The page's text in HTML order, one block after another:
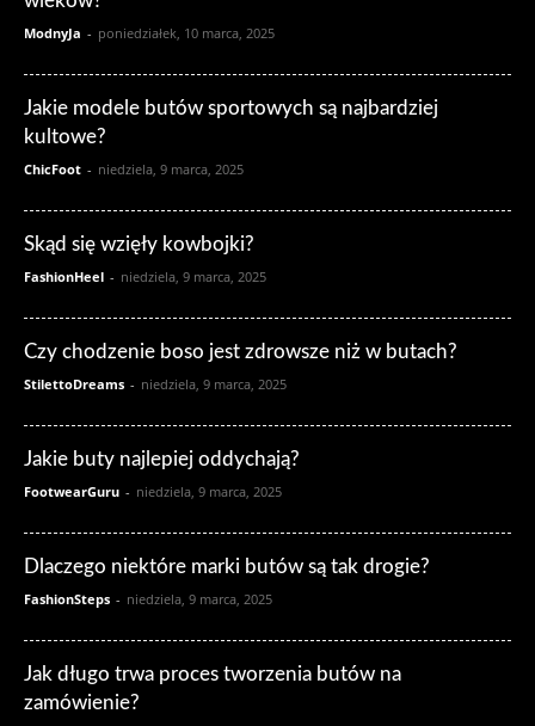
ModnyJa - poniedziałek, 10 marca, 2025
Jakie modele butów sportowych są najbardziej
kultowe?
ChicFoot - niedziela, 9 marca, 2025
Skąd się wzięły kowbojki?
FashionHeel - niedziela, 9 marca, 2025
Czy chodzenie boso jest zdrowsze niż w butach?
StilettoDreams - niedziela, 9 marca, 2025
Jakie buty najlepiej oddychają?
FootwearGuru - niedziela, 9 marca, 2025
Dlaczego niektóre marki butów są tak drogie?
FashionSteps - niedziela, 9 marca, 2025
Jak długo trwa proces tworzenia butów na
zamówienie?